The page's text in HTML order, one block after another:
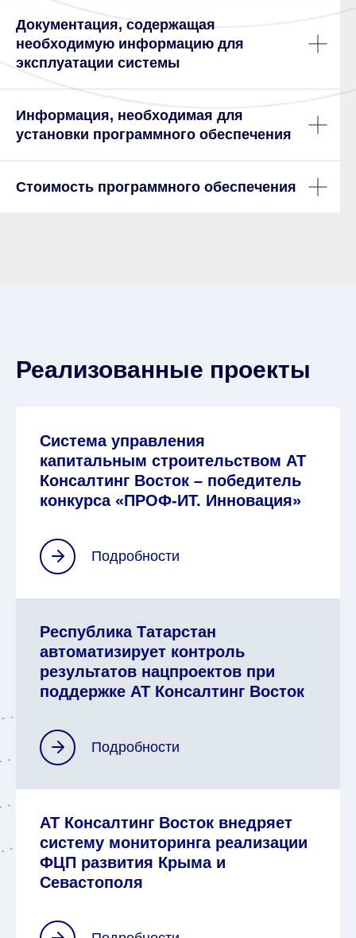
Документация, содержащая
необходимую информацию для
эксплуатации системы
Информация, необходимая для
установки программного обеспечения
Стоимость программного обеспечения
Реализованные проекты
Система управления
капитальным строительством АТ
Консалтинг Восток – победитель
конкурса «ПРОФ-ИТ. Инновация»
Республика Татарстан
автоматизирует контроль
результатов нацпроектов при
поддержке АТ Консалтинг Восток
АТ Консалтинг Восток внедряет
систему мониторинга реализации
ФЦП развития Крыма и
Севастополя